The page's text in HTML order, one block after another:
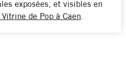
exposées, et visibles en
de Pop à Caen.